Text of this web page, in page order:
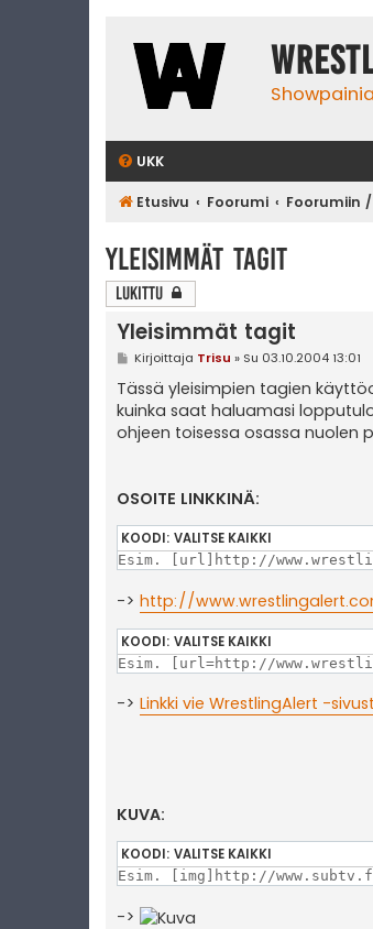
UKK
Etusivu Foorumi Foorumiin
Yleisimmät tagit
Lukittu
Yleisimmät tagit
V
e
s
t
i
Kirjoittaja Trisu » Su 03.10.2004 13:01
Tässä yleisimpien tagien
kuinka saat haluamasi
ohjeen toisessa osassa nuolen
OSOITE LINKKINÄ:
KOODI: VALITSE KAIKKI
Esim. [url]http://
-> http://
KOODI: VALITSE KAIKKI
Esim. [url=http://
-> Linkki vie WrestlingAlert -
KUVA:
KOODI: VALITSE KAIKKI
Esim. [img]http://
->